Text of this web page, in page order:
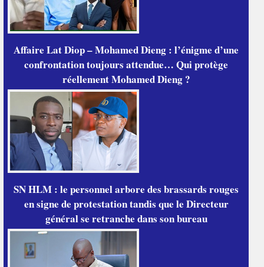
Affaire Lat Diop – Mohamed Dieng : l’énigme d’une
confrontation toujours attendue… Qui protège
réellement Mohamed Dieng ?
SN HLM : le personnel arbore des brassards rouges
en signe de protestation tandis que le Directeur
général se retranche dans son bureau